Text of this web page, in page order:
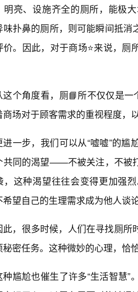
明亮、设施齐全的厕所，能极
味扑鼻的厕所，则可能瞬间抵
价。因此，对于商场⭐来说，
这个角度看，厕📘所不仅仅是一
商场对于顾客需求的重视程度，
进一步，我们可以从“嘘嘘”的
共同的渴望——不被关注，不被
，这种渴望往往会变得更加强
希望自己的生理需求成为他人谈
此，很多时候，人们在寻找厕
密任务。这种微妙的心理，恰
种尴尬也催生了许多“生活智慧